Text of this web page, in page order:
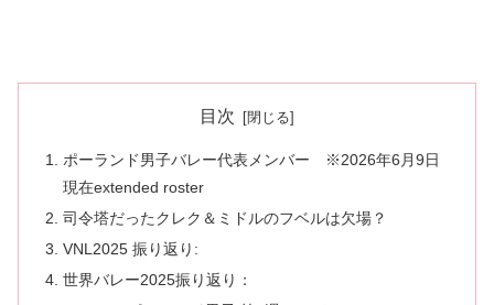
目次
ポーランド男子バレー代表メンバー ※2026年6月9日
現在extended roster
司令塔だったクレク＆ミドルのフベルは欠場？
VNL2025 振り返り:
世界バレー2025振り返り：